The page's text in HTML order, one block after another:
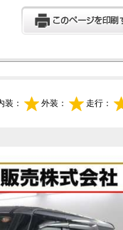
装： 外装： 走行：